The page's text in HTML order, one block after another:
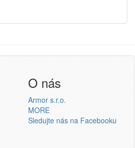
O nás
Armor s.r.o.
MORE
Sledujte nás na Facebooku